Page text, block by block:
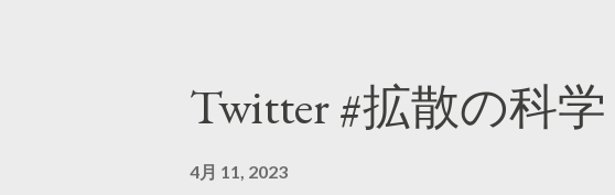
Twitter #拡散の科学
4月 11, 2023